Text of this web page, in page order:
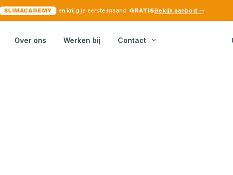
SLIMACADEMY en krijg je eerste maand GRATISBekijk aanbod
Over ons Werken bij Contact